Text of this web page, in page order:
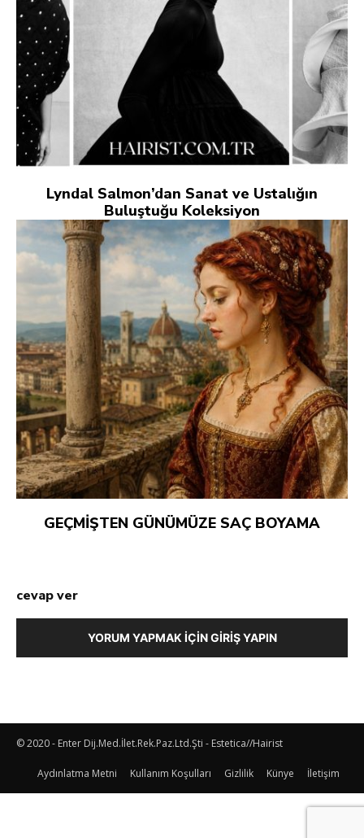
Lyndal Salmon’dan Sanat ve Ustalığın
Buluştuğu Koleksiyon
GEÇMİŞTEN GÜNÜMÜZE SAÇ BOYAMA
cevap ver
YORUM YAPMAK İÇIN GIRIŞ YAPIN
© 2020 - Enter Dij.Med.İlet.Rek.Paz.Ltd.Şti - Estetica//Hairist
Aydınlatma Metni Kullanım Koşulları Gizlilik Künye İletişim